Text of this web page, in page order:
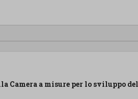
Camera a misure per lo sviluppo